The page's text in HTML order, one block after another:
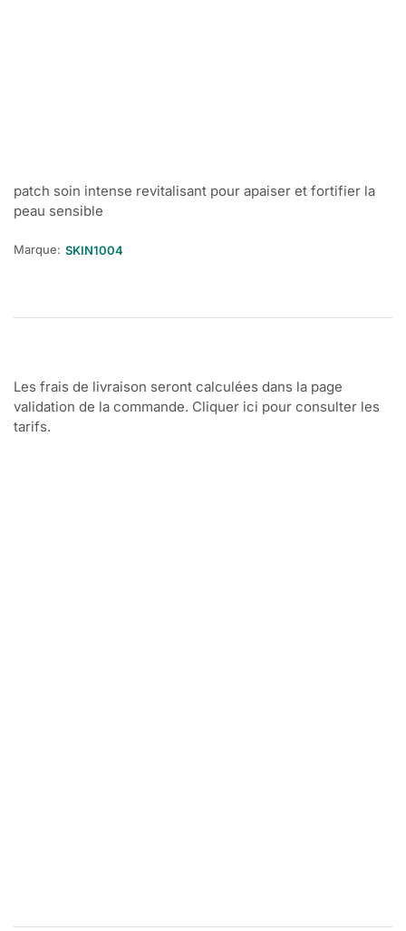
patch soin intense revitalisant pour apaiser et fortifier la
peau sensible
Marque: SKIN1004
Les frais de livraison seront calculées dans la page
validation de la commande. Cliquer ici pour consulter les
tarifs.